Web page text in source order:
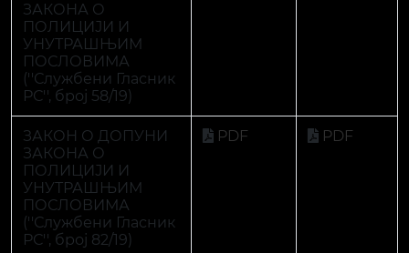
ЗАКОНА О
РЕПУБЛИЧКОЈ
УПРАВИ
(''Службени гласник
РС'', број 115/18)
ЗАКОНА О
ДОПУНАМА
ЗАКОНА О
РЕПУБЛИЧКОЈ
УПРАВИ
(''Службени гласник
РС'', број 111/21)
PDF PDF